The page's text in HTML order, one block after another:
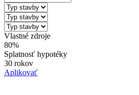
Vlastné zdroje
80%
Splatnosť hypotéky
30 rokov
Aplikovať